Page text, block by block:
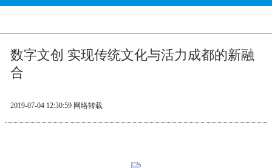
数字文创 实现传统文化与活力成都的新融
合
2019-07-04 12:30:59 网络转载